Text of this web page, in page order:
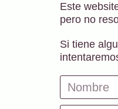
Este
pero no
Si tiene